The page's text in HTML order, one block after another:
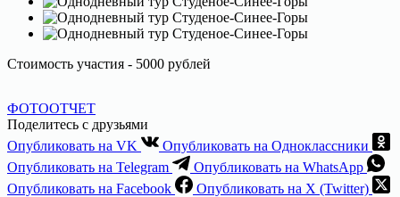
Стоимость участия - 5000 рублей
ФОТООТЧЕТ
Поделитесь с друзьями
Опубликовать на VK
Опубликовать на Одноклассники
Опубликовать на Telegram
Опубликовать на WhatsApp
Опубликовать на Facebook
Опубликовать на X (Twitter)